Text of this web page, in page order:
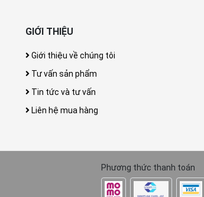
GIỚI THIỆU
Giới thiệu về chúng tôi
Tư vấn sản phẩm
Tin tức và tư vấn
Liên hệ mua hàng
Phương thức thanh toán